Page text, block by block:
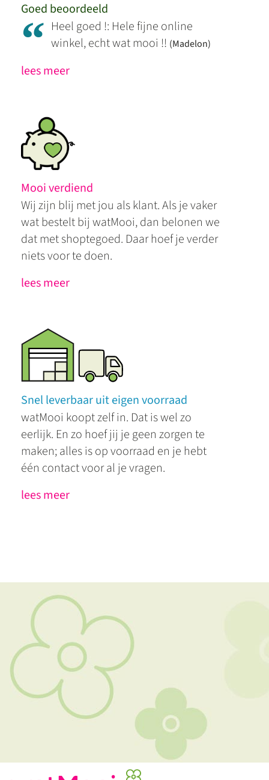
Goed beoordeeld
“ Heel goed !: Hele fijne online
winkel, echt wat mooi !! (Madelon)
lees meer
Mooi verdiend
Wij zijn blij met jou als klant. Als je vaker
wat bestelt bij watMooi, dan belonen we
dat met shoptegoed. Daar hoef je verder
niets voor te doen.
lees meer
Snel leverbaar uit eigen voorraad
watMooi koopt zelf in. Dat is wel zo
eerlijk. En zo hoef jij je geen zorgen te
maken; alles is op voorraad en je hebt
één contact voor al je vragen.
lees meer